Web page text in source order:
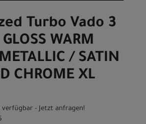
Turbo Vado 3
WARM
/ SATIN
CHROME XL
verfügbar - Jetzt anfragen!